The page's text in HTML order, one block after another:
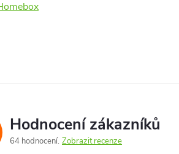
Hodnocení zákazníků
64 hodnocení Zobrazit recenze